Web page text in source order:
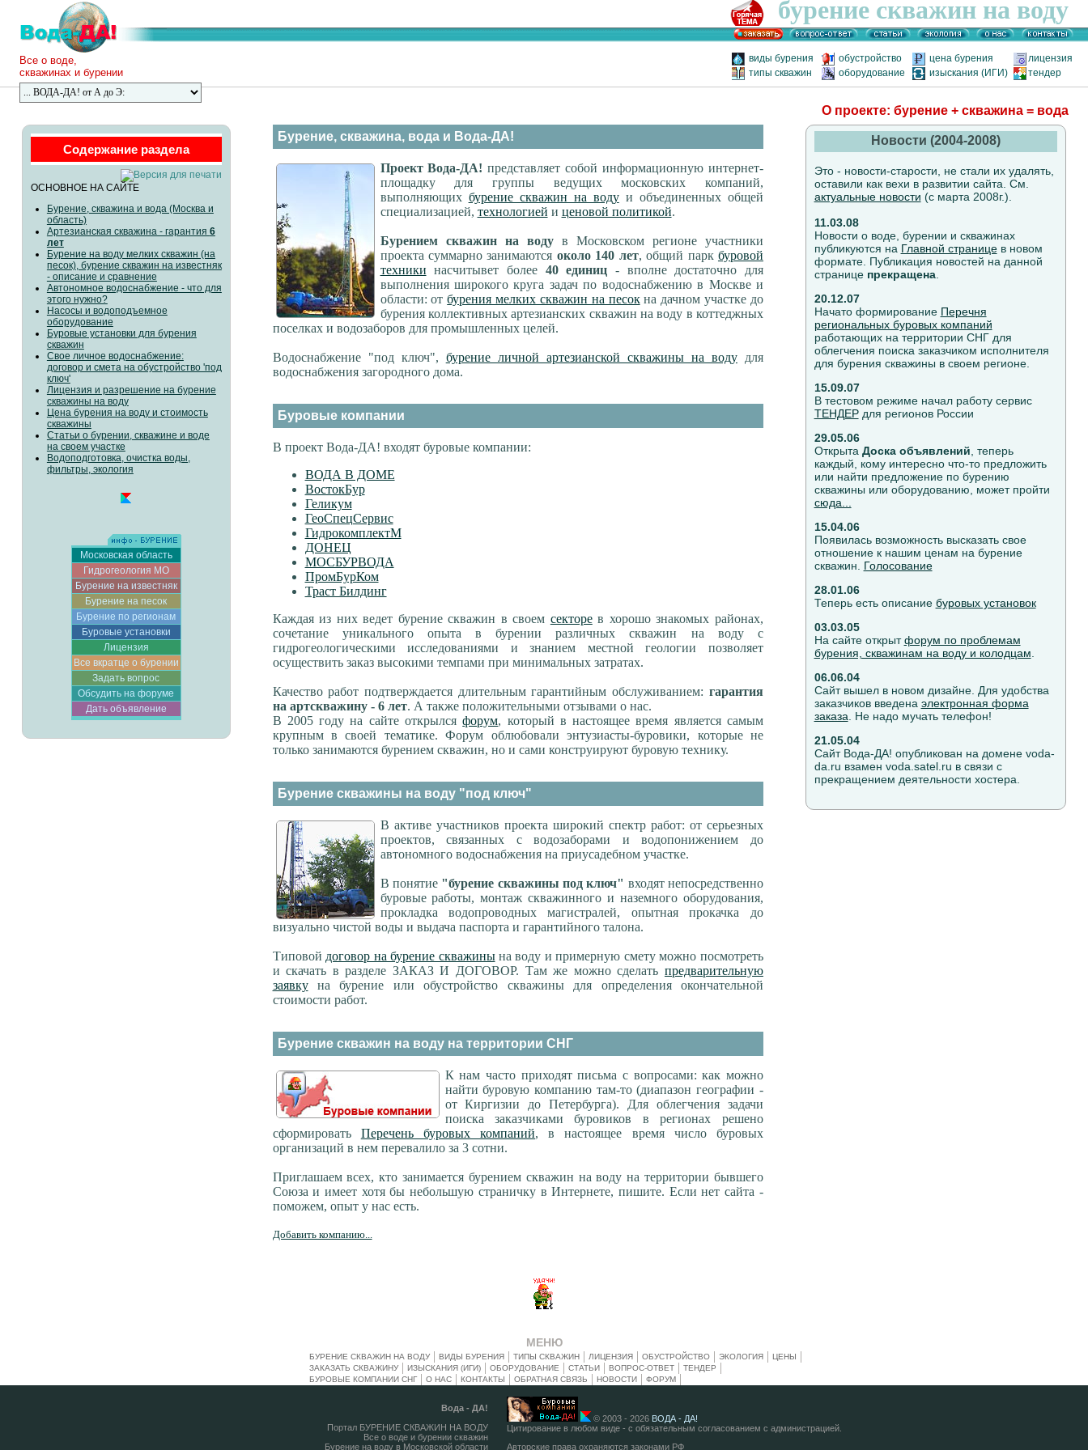
бурение скважин на воду
виды бурения обустройство цена бурения
лицензия
типы скважин
оборудование изыскания (ИГИ) тендер
Все о воде,
скважинах и бурении
О проекте: бурение + скважина = вода
Содержание раздела
ОСНОВНОЕ НА САЙТЕ
Бурение, скважина и вода (Москва и
область)
Артезианская скважина - гарантия 6
лет
Бурение на воду мелких скважин (на
песок), бурение скважин на известняк
- описание и сравнение
Автономное водоснабжение - что для
этого нужно?
Насосы и водоподъемное
оборудование
Буровые установки для бурения
скважин
Свое личное водоснабжение:
договор и смета на обустройство 'под
ключ'
Лицензия и разрешение на бурение
скважины на воду
Цена бурения на воду и стоимость
скважины
Статьи о бурении, скважине и воде
на своем участке
Водоподготовка, очистка воды,
фильтры, экология
Московская область
Гидрогеология МО
Бурение на известняк
Бурение на песок
Бурение по регионам
Буровые установки
Лицензия
Все вкратце о бурении
Задать вопрос
Обсудить на форуме
Дать объявление
Бурение, скважина, вода и Вода-ДА!
Проект Вода-ДА! представляет собой информационную интернет-
площадку для группы ведущих московских компаний,
выполняющих бурение скважин на водуи объединенных общей
специализацией, технологией и ценовой политикой.
Бурением скважин на водув Московском регионе участники
проекта суммарно занимаются около 140 лет, общий парк буровой
техники насчитывет более 40 единиц - вполне достаточно для
выполнения широкого круга задач по водоснабжению в Москве и
области: отбурения мелких скважин на песокна дачном участке до
бурения коллективных артезианских скважин на воду в коттеджных
поселках и водозаборов для промышленных целей.
Водоснабжение "под ключ", бурение личной артезианской скважины на водудля
водоснабжения загородного дома.
Буровые компании
В проект Вода-ДА! входят буровые компании:
ВОДА В ДОМЕ
ВостокБур
Геликум
ГеоСпецСервис
ГидрокомплектМ
ДОНЕЦ
МОСБУРВОДА
ПромБурКом
Траст Билдинг
Каждая из них ведет бурение скважин в своем секторев хорошо знакомых районах,
сочетание уникального опыта в бурении различных скважин на воду с
гидрогеологическими исследованиями и знанием местной геологии позволяет
осуществить заказ высокими темпами при минимальных затратах.
Качество работ подтверждается длительным гарантийным обслуживанием: гарантия
на артскважину - 6 лет. А также положительными отзывами о нас.
В 2005 году на сайте открылсяфорум, который в настоящее время является самым
крупным в своей тематике. Форум облюбовали энтузиасты-буровики, которые не
только занимаются бурением скважин, но и сами конструируют буровую технику.
Бурение скважины на воду "под ключ"
В активе участников проекта широкий спектр работ: от серьезных
проектов, связанных с водозаборами и водопонижением до
автономного водоснабжения на приусадебном участке.
В понятие "бурение скважины под ключ" входят непосредственно
буровые работы, монтаж скважинного и наземного оборудования,
прокладка водопроводных магистралей, опытная прокачка до
визуально чистой воды и выдача паспорта и гарантийного талона.
Типовойдоговор на бурение скважинына воду и примерную смету можно посмотреть
и скачать в разделе ЗАКАЗ И ДОГОВОР. Там же можно сделать предварительную
заявкуна бурение или обустройство скважины для определения окончательной
стоимости работ.
Бурение скважин на воду на территории СНГ
К нам часто приходят письма с вопросами: как можно
найти буровую компанию там-то (диапазон географии -
от Киргизии до Петербурга). Для облегчения задачи
поиска заказчиками буровиков в регионах решено
сформировать Перечень буровых компаний, в настоящее время число буровых
организаций в нем перевалило за 3 сотни.
Приглашаем всех, кто занимается бурением скважин на воду на территории бывшего
Союза и имеет хотя бы небольшую страничку в Интернете, пишите. Если нет сайта -
поможем, опыт у нас есть.
Добавить компанию...
Новости (2004-2008)
Это - новости-старости, не стали их удалять,
оставили как вехи в развитии сайта. См.
актуальные новости (с марта 2008г.).
11.03.08
Новости о воде, бурении и скважинах
публикуются на Главной страницев новом
формате. Публикация новостей на данной
странице прекращена.
20.12.07
Начато формирование Перечня
региональных буровых компаний
работающих на территории СНГ для
облегчения поиска заказчиком исполнителя
для бурения скважины в своем регионе.
15.09.07
В тестовом режиме начал работу сервис
ТЕНДЕРдля регионов России
29.05.06
Открыта Дocкa oбъявлeний, теперь
каждый, кому интересно что-то предложить
или найти предложение по бурению
скважины или оборудованию, может пройти
сюда...
15.04.06
Появилась возможность высказать свое
отношение к нашим ценам на бурение
скважин. Голосование
28.01.06
Теперь есть описание буровых установок
03.03.05
На сайте открытфорум по проблемам
бурения, скважинам на воду и колодцам.
06.06.04
Сайт вышел в новом дизайне. Для удобства
заказчиков введена электронная форма
заказа. Не надо мучать телефон!
21.05.04
Сайт Вода-ДА! опубликован на домене voda-
da.ru взамен voda.satel.ru в связи с
прекращением деятельности хостера.
МЕНЮ
БУРЕНИЕ СКВАЖИН НА ВОДУ ВИДЫ БУРЕНИЯ ТИПЫ СКВАЖИН ЛИЦЕНЗИЯ ОБУСТРОЙСТВО ЭКОЛОГИЯ
ЦЕНЫ
ЗАКАЗАТЬ СКВАЖИНУ
ИЗЫСКАНИЯ (ИГИ) ОБОРУДОВАНИЕ СТАТЬИ ВОПРОС-ОТВЕТ
ТЕНДЕР
БУРОВЫЕ КОМПАНИИ СНГ
О НАС КОНТАКТЫ ОБРАТНАЯ СВЯЗЬ НОВОСТИ ФОРУМ
Вода - ДА!
Портал БУРЕНИЕ СКВАЖИН НА ВОДУ
Все о воде и бурении скважин
Бурение на воду в Московской области
© 2003 - 2026 ВОДА - ДА!
Цитирование в любом виде - с обязательным согласованием с администрацией.
Авторские права охраняются законами РФ